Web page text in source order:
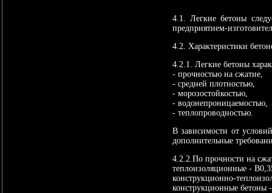
4.1. Легкие бетоны
предприятием-
4.2. Характеристики
4.2.1. Легкие бетоны
- прочностью на сжатие,
- средней плотностью,
- морозостойкостью,
- водонепроницаемостью,
- теплопроводностью.
В зависимости от
дополнительные
4.2.2.По прочности на
теплоизоляционные -
конструкционно-
конструкционные